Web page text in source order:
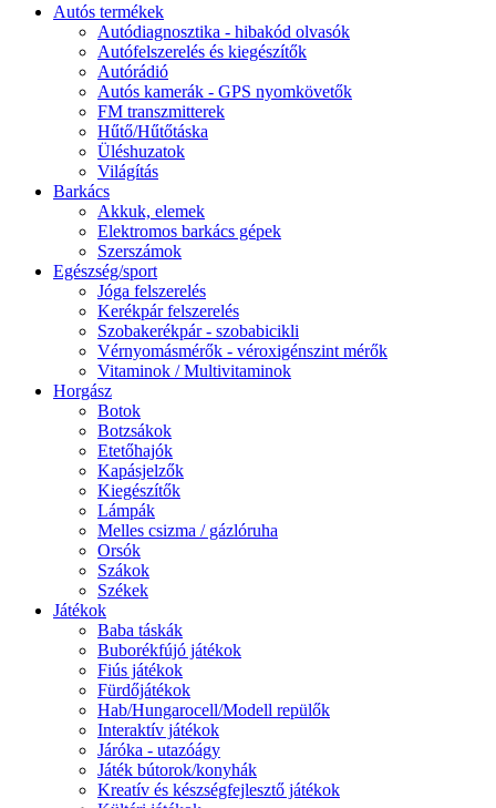
Autós termékek
Autódiagnosztika - hibakód olvasók
Autófelszerelés és kiegészítők
Autórádió
Autós kamerák - GPS nyomkövetők
FM transzmitterek
Hűtő/Hűtőtáska
Üléshuzatok
Világítás
Barkács
Akkuk, elemek
Elektromos barkács gépek
Szerszámok
Egészség/sport
Jóga felszerelés
Kerékpár felszerelés
Szobakerékpár - szobabicikli
Vérnyomásmérők - véroxigénszint mérők
Vitaminok / Multivitaminok
Horgász
Botok
Botzsákok
Etetőhajók
Kapásjelzők
Kiegészítők
Lámpák
Melles csizma / gázlóruha
Orsók
Szákok
Székek
Játékok
Baba táskák
Buborékfújó játékok
Fiús játékok
Fürdőjátékok
Hab/Hungarocell/Modell repülők
Interaktív játékok
Járóka - utazóágy
Játék bútorok/konyhák
Kreatív és készségfejlesztő játékok